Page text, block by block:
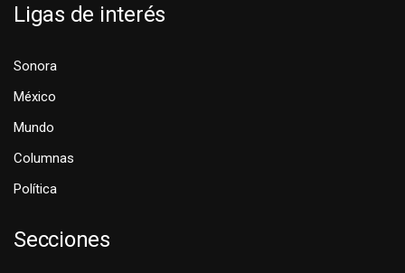
Ligas de interés
Sonora
México
Mundo
Columnas
Política
Secciones